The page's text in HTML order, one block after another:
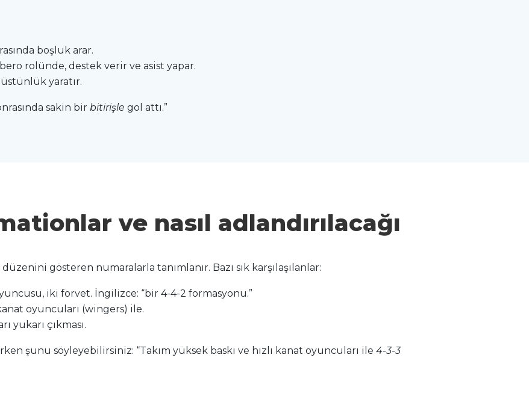
boşluk arar.
rolünde, destek verir ve asist yapar.
üstünlük yaratır.
sakin bir bitirişle gol attı.”
ve nasıl adlandırılacağı
gösteren numaralarla tanımlanır. Bazı sık karşılaşılanlar:
iki forvet. İngilizce: “bir 4-4-2 formasyonu.”
oyuncuları (wingers) ile.
yukarı çıkması.
şunu söyleyebilirsiniz: “Takım yüksek baskı ve hızlı kanat oyuncuları ile4-3-3